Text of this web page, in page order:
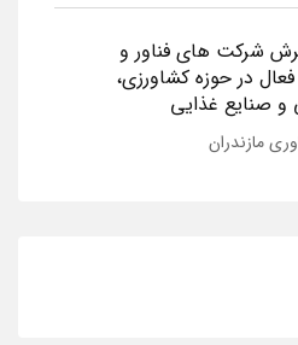
شرکت های فناور و
در حوزه کشاورزی،
و صنایع غذایی
مازندران